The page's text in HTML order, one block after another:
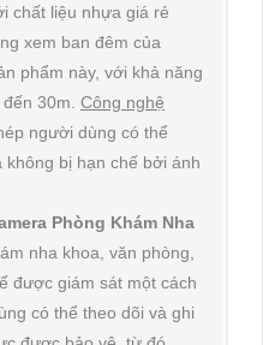
chất liệu nhựa giá rẻ
xem ban đêm của
phẩm này, với khả năng
30m. Công nghệ
người dùng có thể
bị hạn chế bởi ánh
Phòng Khám Nha
nha khoa, văn phòng,
được giám sát một cách
có thể theo dõi và ghi